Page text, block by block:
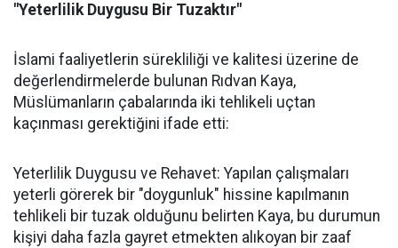
"Yeterlilik Duygusu Bir Tuzaktır"
İslami faaliyetlerin sürekliliği ve kalitesi üzerine de
değerlendirmelerde bulunan Rıdvan Kaya,
Müslümanların çabalarında iki tehlikeli uçtan
kaçınması gerektiğini ifade etti:
Yeterlilik Duygusu ve Rehavet: Yapılan çalışmaları
yeterli görerek bir "doygunluk" hissine kapılmanın
tehlikeli bir tuzak olduğunu belirten Kaya, bu durumun
kişiyi daha fazla gayret etmekten alıkoyan bir zaaf